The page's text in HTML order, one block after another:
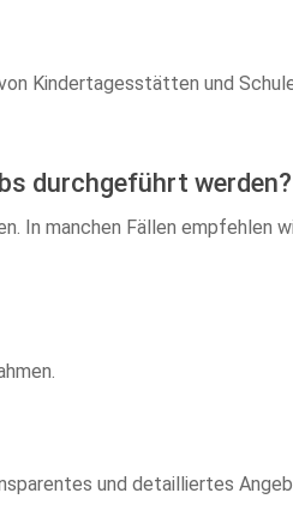
Kindertagesstätten und
durchgeführt werden?
In manchen Fällen empfehlen
und detailliertes